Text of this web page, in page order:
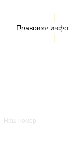
Правовая
Акции
Наш номер
ИМЕЮТСЯ